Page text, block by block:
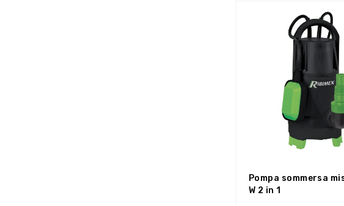
Pompa sommersa
W 2 in 1